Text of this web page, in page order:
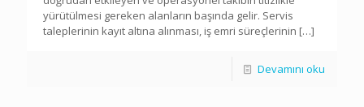
yürütülmesi gereken alanların başında gelir. Servis
taleplerinin kayıt altına alınması, iş emri süreçlerinin […]
Devamını oku